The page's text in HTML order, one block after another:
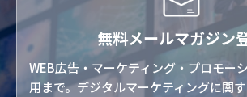
無料メールマガジン
WEB広告・マーケティング・プロモー
用まで。デジタルマーケティングに関